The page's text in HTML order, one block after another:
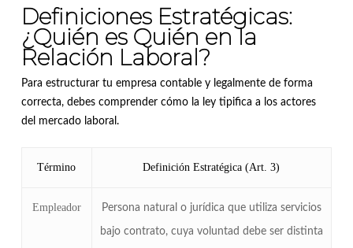
Definiciones Estratégicas:
¿Quién es Quién en la
Relación Laboral?
Para estructurar tu empresa contable y legalmente de forma
correcta, debes comprender cómo la ley tipifica a los actores
del mercado laboral.
Término Definición Estratégica (Art. 3)
Empleador Persona natural o jurídica que utiliza servicios
bajo contrato, cuya voluntad debe ser distinta